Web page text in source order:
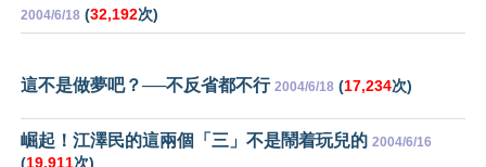
2004/6/18 (32,192次)
這不是做夢吧？──不反省都不行 2004/6/18 (17,234次)
崛起！江澤民的這兩個「三」不是鬧着玩兒的 2004/6/16
(19,911次)